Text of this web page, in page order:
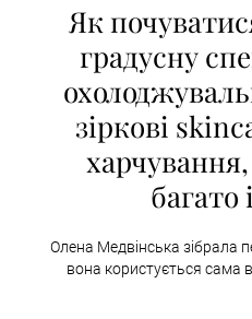
Як
градусну
зіркові
харчування,
багато
Олена Медвінська зібрала
вона користується сама